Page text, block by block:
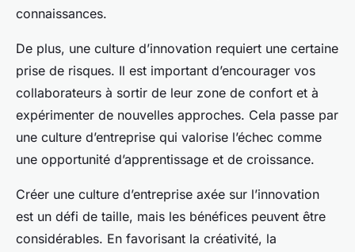
connaissances.
De plus, une culture d’innovation requiert une certaine
prise de risques. Il est important d’encourager vos
collaborateurs à sortir de leur zone de confort et à
expérimenter de nouvelles approches. Cela passe par
une culture d’entreprise qui valorise l’échec comme
une opportunité d’apprentissage et de croissance.
Créer une culture d’entreprise axée sur l’innovation
est un défi de taille, mais les bénéfices peuvent être
considérables. En favorisant la créativité, la